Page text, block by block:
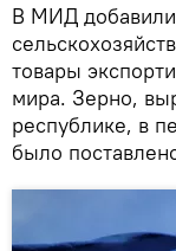
В МИД
товары
мира. Зерно,
республике, в
было